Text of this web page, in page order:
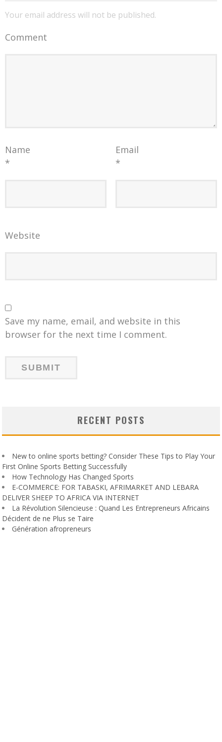
Your email address will not be published.
Comment
Name
*
Email
*
Website
Save my name, email, and website in this
browser for the next time I comment.
RECENT POSTS
New to online sports betting? Consider These Tips to Play Your
First Online Sports Betting Successfully
How Technology Has Changed Sports
E-COMMERCE: FOR TABASKI, AFRIMARKET AND LEBARA
DELIVER SHEEP TO AFRICA VIA INTERNET
La Révolution Silencieuse : Quand Les Entrepreneurs Africains
Décident de ne Plus se Taire
Génération afropreneurs